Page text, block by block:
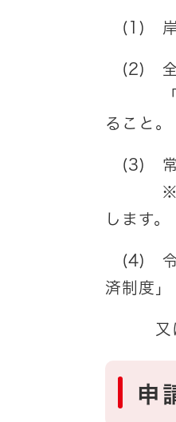
(1) 岸
(2) 全
「中小
ること。
(3) 常
※常時
します。
(4) 令
済制度」
又は「
申